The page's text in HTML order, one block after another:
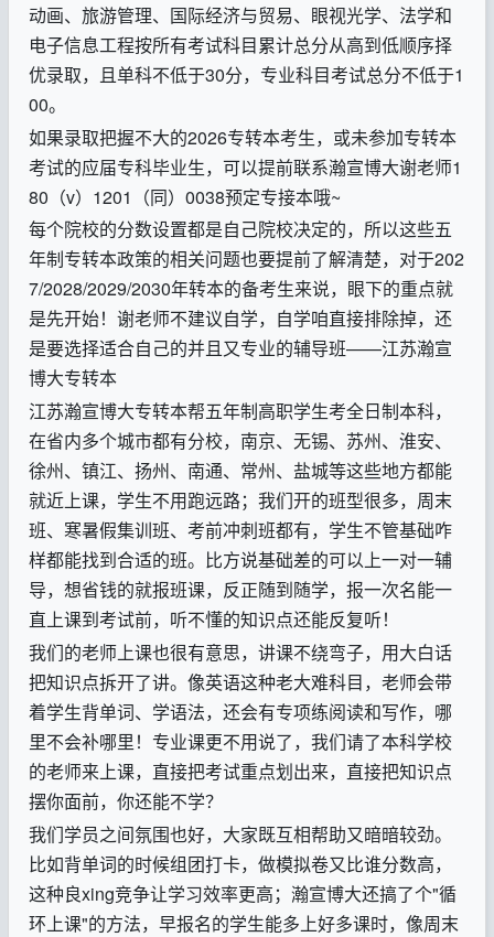
动画、旅游管理、国际经济与贸易、眼视光学、法学和
电子信息工程按所有考试科目累计总分从高到低顺序择
优录取，且单科不低于30分，专业科目考试总分不低于1
00。
如果录取把握不大的2026专转本考生，或未参加专转本
考试的应届专科毕业生， 可以提前联系瀚宣博大谢老师1
80 （v） 1201 （同） 0038预定专接本哦~
每个院校的分数设置都是自己院校决定的，所以这些五
年制专转本政策的相关问题也要提前了解清楚，对于202
7/2028/2029/2030年转本的备考生来说，眼下的重点就
是先开始！谢老师不建议自学，自学咱直接排除掉，还
是要选择适合自己的并且又专业的辅导班——江苏瀚宣
博大专转本
江苏瀚宣博大专转本帮五年制高职学生考全日制本科，
在省内多个城市都有分校，南京、无锡、苏州、淮安、
徐州、镇江、扬州、南通、常州、盐城等这些地方都能
就近上课，学生不用跑远路；我们开的班型很多，周末
班、寒暑假集训班、考前冲刺班都有，学生不管基础咋
样都能找到合适的班。比方说基础差的可以上一对一辅
导，想省钱的就报班课，反正随到随学，报一次名能一
直上课到考试前，听不懂的知识点还能反复听！
我们的老师上课也很有意思，讲课不绕弯子，用大白话
把知识点拆开了讲。像英语这种老大难科目，老师会带
着学生背单词、学语法，还会有专项练阅读和写作，哪
里不会补哪里！专业课更不用说了，我们请了本科学校
的老师来上课，直接把考试重点划出来，直接把知识点
摆你面前，你还能不学？
我们学员之间氛围也好，大家既互相帮助又暗暗较劲。
比如背单词的时候组团打卡，做模拟卷又比谁分数高，
这种良xing竞争让学习效率更高；瀚宣博大还搞了个"循
环上课"的方法，早报名的学生能多上好多课时，像周末